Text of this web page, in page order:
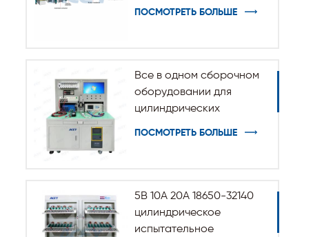
ПОСМОТРЕТЬ БОЛЬШЕ
Все в одном сборочном
оборудовании для
цилиндрических
ПОСМОТРЕТЬ БОЛЬШЕ
5В 10А 20А 18650-32140
цилиндрическое
испытательное